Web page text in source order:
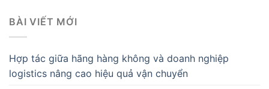
BÀI VIẾT MỚI
Hợp tác giữa hãng hàng không và doanh nghiệp
logistics nâng cao hiệu quả vận chuyển